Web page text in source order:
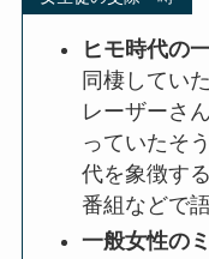
ヒモ時代の
同棲してい
レーザーさ
っていたそ
代を象徴す
番組などで
一般女性の